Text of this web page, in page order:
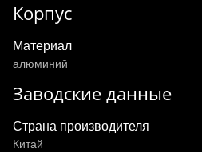
Корпус
Материал
алюминий
Заводские данные
Страна производителя
Китай